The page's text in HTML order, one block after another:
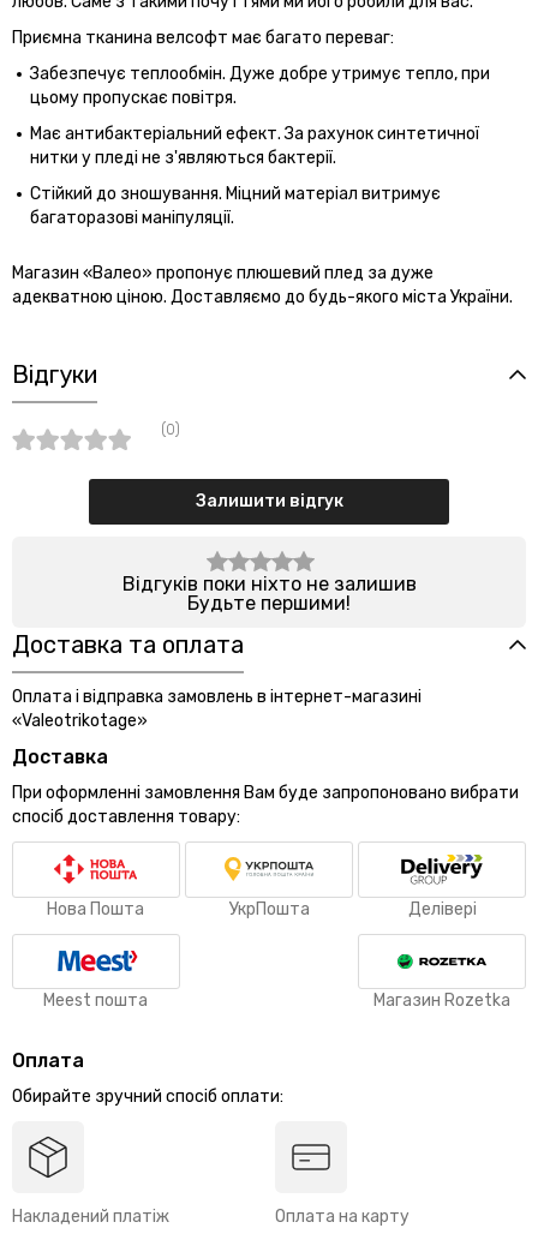
Приємна тканина велсофт має багато переваг:
Забезпечує теплообмін. Дуже добре утримує тепло, при
цьому пропускає повітря.
Має антибактеріальний ефект. За рахунок синтетичної
нитки у пледі не з'являються бактерії.
Стійкий до зношування. Міцний матеріал витримує
багаторазові маніпуляції.
Магазин «Валео» пропонує плюшевий плед за дуже
адекватною ціною. Доставляємо до будь-якого міста України.
Відгуки
(0)
Залишити відгук
Відгуків поки ніхто не залишив
Будьте першими!
Доставка та оплата
Оплата і відправка замовлень в інтернет-магазині
«Valeotrikotage»
Доставка
При оформленні замовлення Вам буде запропоновано вибрати
спосіб доставлення товару:
Нова Пошта УкрПошта Делівері
Meest пошта Магазин Rozetka
Оплата
Обирайте зручний спосіб оплати:
Накладений платіж Оплата на карту